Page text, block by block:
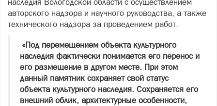
наследия Вологодской области с осуществлением
авторского надзора и научного руководства, а также
технического надзора за проведением работ.
«Под перемещением объекта культурного
наследия фактически понимается его перенос и
его размещение в другом месте. При этом
данный памятник сохраняет свой статус
объекта культурного наследия. Сохраняется его
внешний облик, архитектурные особенности,